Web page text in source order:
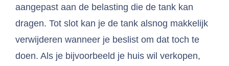
aangepast aan de belasting die de tank kan
dragen. Tot slot kan je de tank alsnog makkelijk
verwijderen wanneer je beslist om dat toch te
doen. Als je bijvoorbeeld je huis wil verkopen,